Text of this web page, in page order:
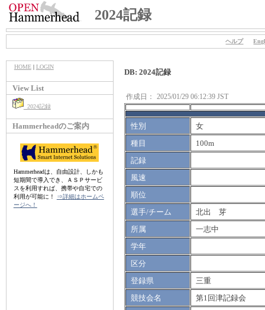
2024記録
ヘルプ
HOME| LOGIN
View List
2024記録
Hammerheadのご案内
Hammerheadは、自由設計、しかも
短期間で導入でき、ＡＳＰサービ
スを利用すれば、携帯や自宅での
利用が可能に！
⇒詳細はホームペ
ージへ！
DB: 2024記録
作成日： 2025/01/29 06:12:39 JST
性別
女
種目
100m
記録
風速
順位
選手/チーム
北出 芽
所属
一志中
学年
区分
登録県
三重
競技会名
第1回津記録会